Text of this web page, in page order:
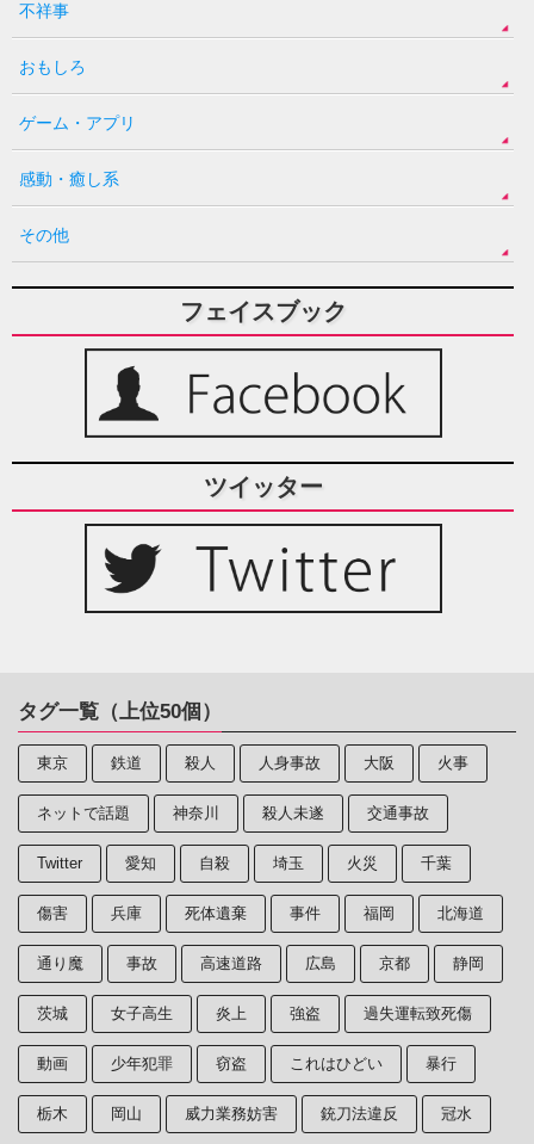
不祥事
おもしろ
ゲーム・アプリ
感動・癒し系
その他
フェイスブック
ツイッター
タグ一覧（上位50個）
東京 鉄道 殺人 人身事故 大阪 火事
ネットで話題 神奈川 殺人未遂 交通事故
Twitter 愛知 自殺 埼玉 火災 千葉
傷害 兵庫 死体遺棄 事件 福岡 北海道
通り魔 事故 高速道路 広島 京都 静岡
茨城 女子高生 炎上 強盗 過失運転致死傷
動画 少年犯罪 窃盗 これはひどい 暴行
栃木 岡山 威力業務妨害 銃刀法違反 冠水